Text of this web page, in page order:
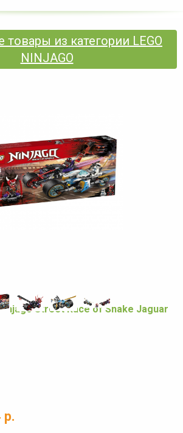
товары из категории LEGO
NINJAGO
Street Race of Snake Jaguar
р.